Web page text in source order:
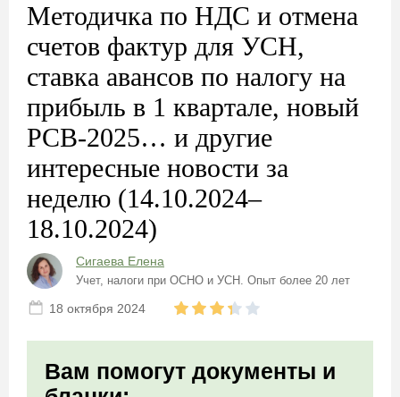
Методичка по НДС и отмена
счетов фактур для УСН,
ставка авансов по налогу на
прибыль в 1 квартале, новый
РСВ-2025… и другие
интересные новости за
неделю (14.10.2024–
18.10.2024)
Сигаева Елена
Учет, налоги при ОСНО и УСН. Опыт более 20 лет
18 октября 2024
Вам помогут документы и